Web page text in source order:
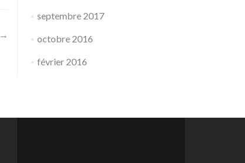
→
septembre 2017
octobre 2016
février 2016